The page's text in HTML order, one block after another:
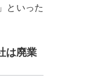
といった
は廃業